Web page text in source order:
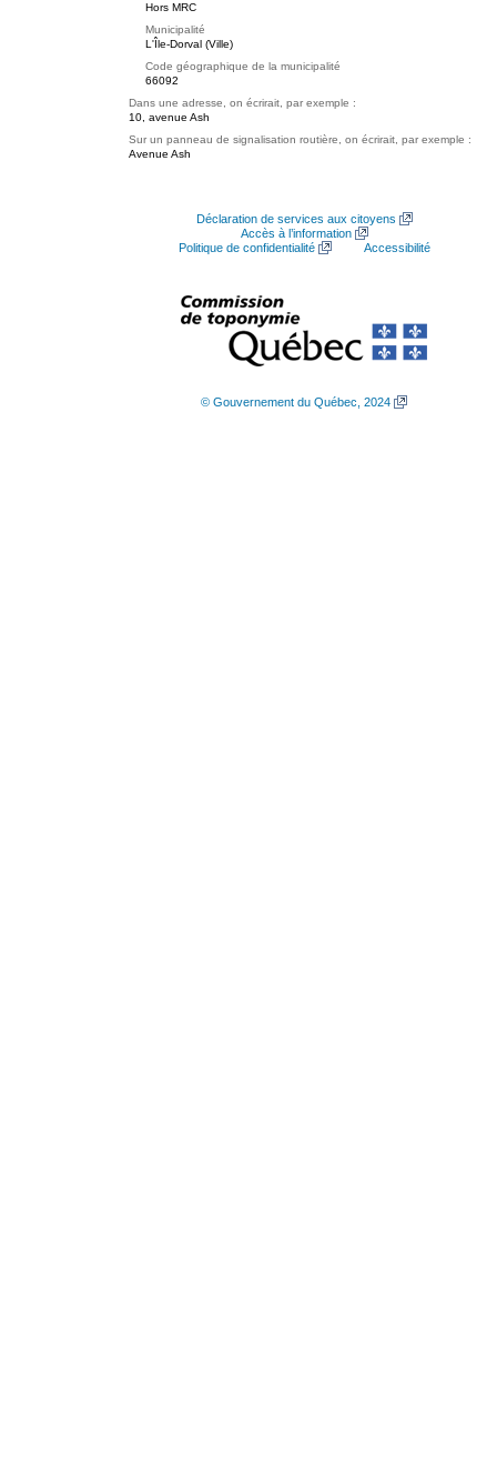
Hors MRC
Municipalité
L'Île-Dorval (Ville)
Code géographique de la municipalité
66092
Dans une adresse, on écrirait, par exemple :
10, avenue Ash
Sur un panneau de signalisation routière, on écrirait, par exemple :
Avenue Ash
Déclaration de services aux citoyens
Accès à l’information
Politique de confidentialité
Accessibilité
© Gouvernement du Québec, 2024